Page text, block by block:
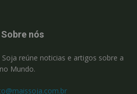
Sobre nós
reúne noticias e artigos sobre a
Mundo.